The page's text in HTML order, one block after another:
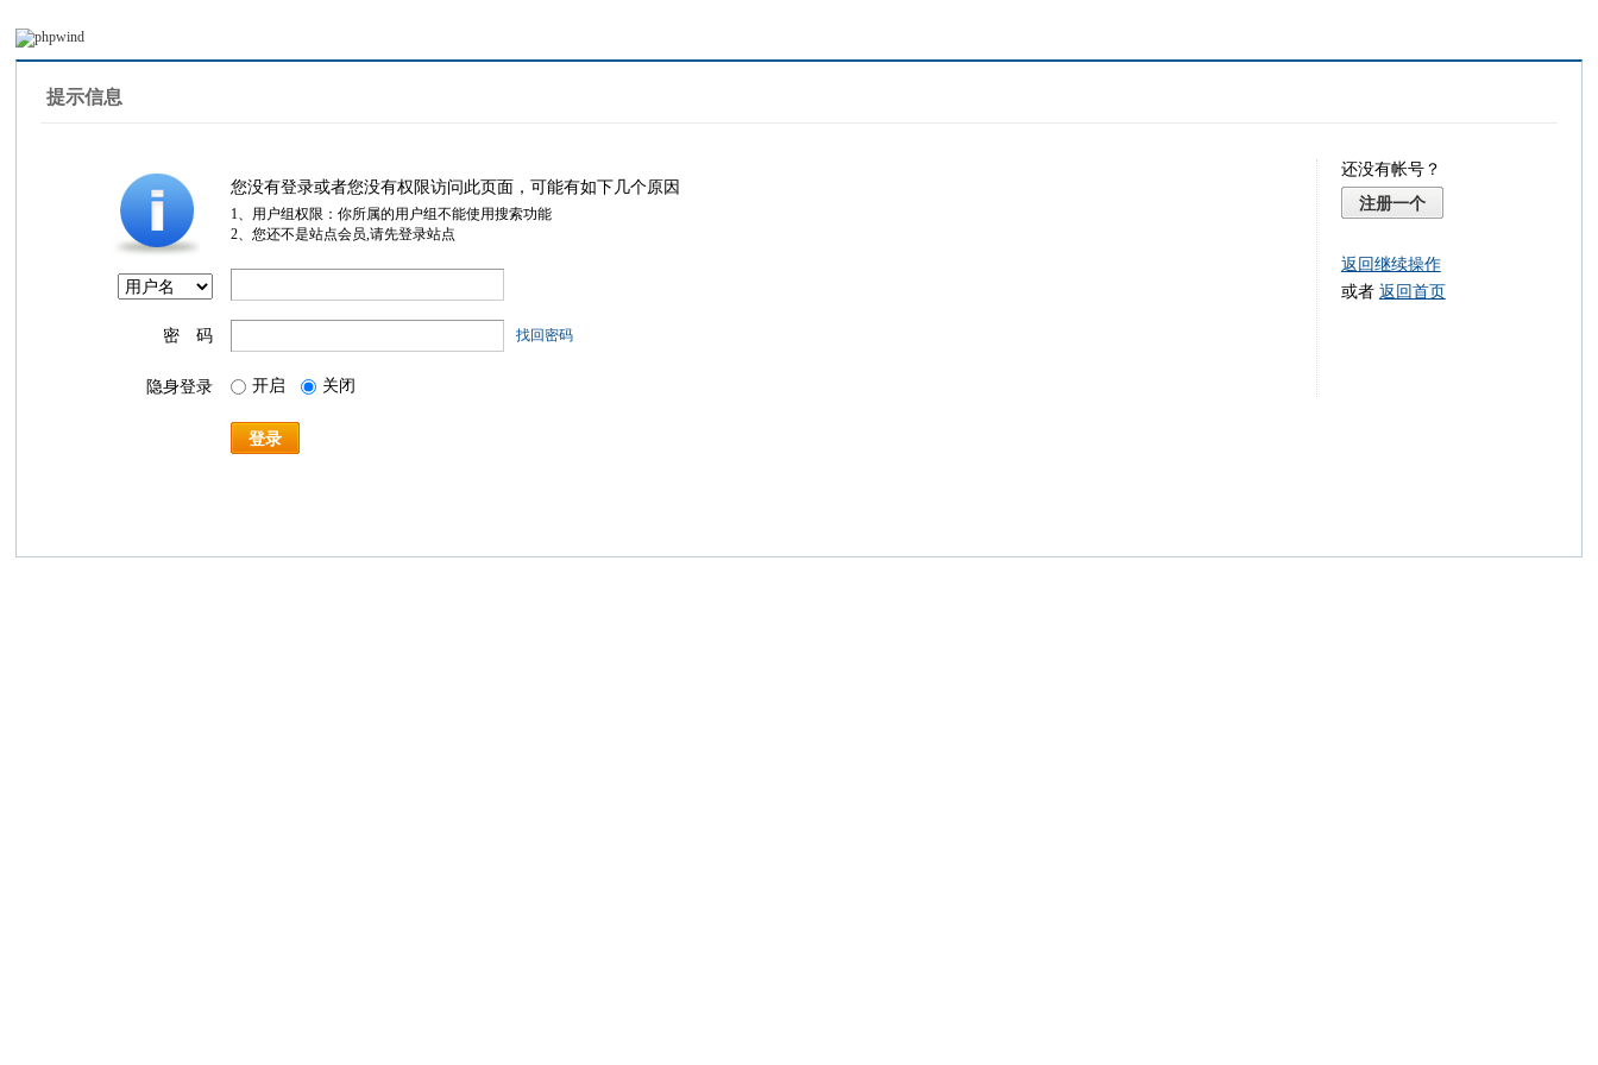
提示信息
您没有登录或者您没有权限访问此页面，可能有如下几个原因
1、用户组权限：你所属的用户组不能使用搜索功能
2、您还不是站点会员,请先登录站点
密 码 找回密码
隐身登录 开启 关闭
登录
还没有帐号？
注册一个
返回继续操作
或者 返回首页